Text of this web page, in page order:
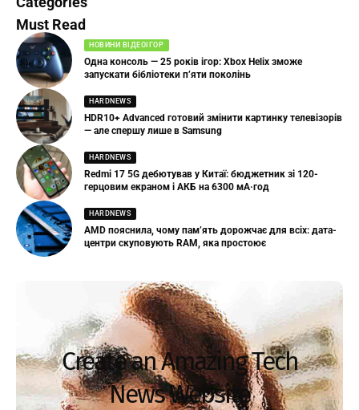
Must Read
НОВИНИ ВІДЕОІГОР
Одна консоль — 25 років ігор: Xbox Helix зможе
запускати бібліотеки п’яти поколінь
HARDNEWS
HDR10+ Advanced готовий змінити картинку телевізорів
— але спершу лише в Samsung
HARDNEWS
Redmi 17 5G дебютував у Китаї: бюджетник зі 120-
герцовим екраном і АКБ на 6300 мА·год
HARDNEWS
AMD пояснила, чому пам’ять дорожчає для всіх: дата-
центри скуповують RAM, яка простоює
Create an Amazing Tech
News Website